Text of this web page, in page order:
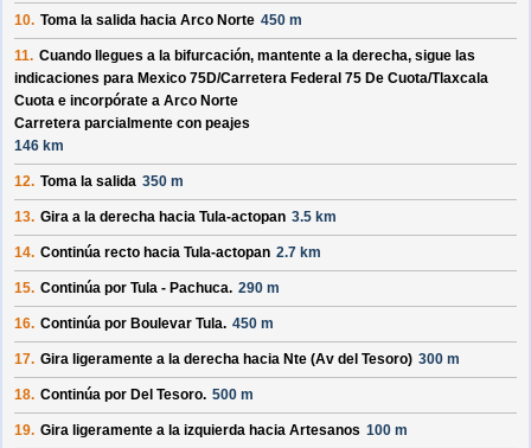
10. Toma la salida hacia Arco Norte 450 m
11. Cuando llegues a la bifurcación, mantente a la derecha, sigue las
indicaciones para Mexico 75D/Carretera Federal 75 De Cuota/Tlaxcala
Cuota e incorpórate a Arco Norte
Carretera parcialmente con peajes
146 km
12. Toma la salida 350 m
13. Gira a la derecha hacia Tula-actopan 3.5 km
14. Continúa recto hacia Tula-actopan 2.7 km
15. Continúa por Tula - Pachuca. 290 m
16. Continúa por Boulevar Tula. 450 m
17. Gira ligeramente a la derecha hacia Nte (Av del Tesoro) 300 m
18. Continúa por Del Tesoro. 500 m
19. Gira ligeramente a la izquierda hacia Artesanos 100 m